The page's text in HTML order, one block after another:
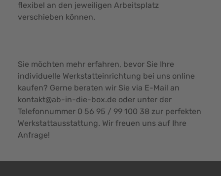
flexibel an den jeweiligen Arbeitsplatz
verschieben können.
Sie möchten mehr erfahren, bevor Sie Ihre
individuelle Werkstatteinrichtung bei uns online
kaufen? Gerne beraten wir Sie via E-Mail an
kontakt@ab-in-die-box.de oder unter der
Telefonnummer 0 56 95 / 99 100 38 zur perfekten
Werkstattausstattung. Wir freuen uns auf Ihre
Anfrage!